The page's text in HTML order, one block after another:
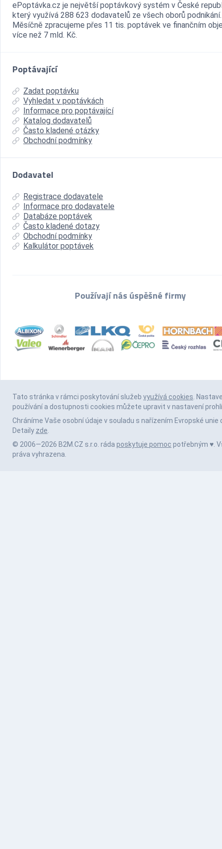
ePoptávka.cz je největší poptávkový systém v České
který využívá 288 623 dodavatelů ze všech oborů podnikání.
Měsíčně zpracujeme přes 11 tis. poptávek ve finančním
více než 7 mld. Kč.
Poptávající
Zadat poptávku
Vyhledat v poptávkách
Informace pro poptávající
Katalog dodavatelů
Často kladené otázky
Obchodní podmínky
Dodavatel
Registrace dodavatele
Informace pro dodavatele
Databáze poptávek
Často kladené dotazy
Obchodní podmínky
Kalkulátor poptávek
Používají nás úspěšné firmy
Tato stránka v rámci poskytování služeb využívá cookies.
používání a dostupnosti cookies můžete upravit v nastavení
Chráníme Vaše osobní údaje v souladu s nařízením Evropské unie
Detaily zde.
© 2006—2026 B2M.CZ s.r.o. ráda poskytuje pomoc potřebným ♥️.
práva vyhrazena.